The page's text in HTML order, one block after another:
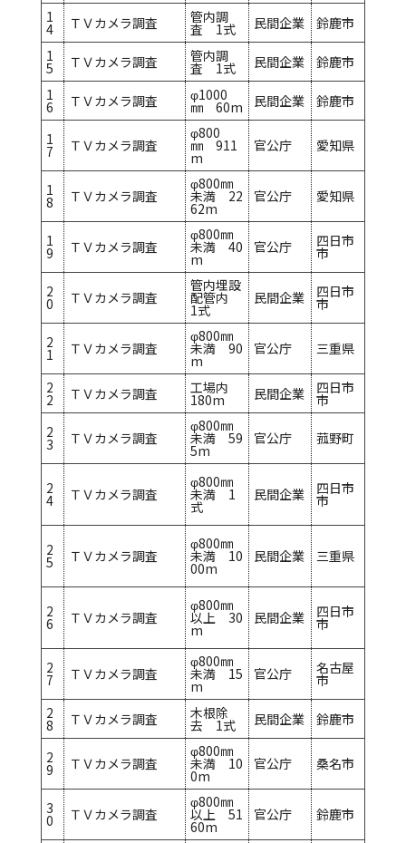
1
4 ＴＶカメラ調査 管内調
査 1式 民間企業
鈴鹿市
1
5 ＴＶカメラ調査 管内調
査 1式 民間企業
鈴鹿市
1
6 ＴＶカメラ調査 φ1000
㎜ 60m 民間企業 鈴鹿市
1
7 ＴＶカメラ調査
φ800
㎜ 911
m
官公庁 愛知県
1
8 ＴＶカメラ調査
φ800㎜
未満 22
62m
官公庁 愛知県
1
9 ＴＶカメラ調査
φ800㎜
未満 40
m
官公庁 四日市
市
2
0 ＴＶカメラ調査
管内埋設
配管内
1式
民間企業 四日市
市
2
1 ＴＶカメラ調査
φ800㎜
未満 90
m
官公庁 三重県
2
2 ＴＶカメラ調査 工場内
180m 民間企業 四日市
市
2
3 ＴＶカメラ調査
φ800㎜
未満 59
5m
官公庁 菰野町
2
4 ＴＶカメラ調査
φ800㎜
未満 1
式
民間企業 四日市
市
2
5 ＴＶカメラ調査
φ800㎜
未満 10
00m
民間企業 三重県
2
6 ＴＶカメラ調査
φ800㎜
以上 30
m
民間企業 四日市
市
2
7 ＴＶカメラ調査
φ800㎜
未満 15
m
官公庁 名古屋
市
2
8 ＴＶカメラ調査 木根除
去 1式 民間企業 鈴鹿市
2
9 ＴＶカメラ調査
φ800㎜
未満 10
0m
官公庁 桑名市
3
0 ＴＶカメラ調査
φ800㎜
以上 51
60m
官公庁 鈴鹿市